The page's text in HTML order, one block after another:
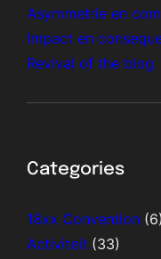
Asymmetrie en
Impact en
Revival of the blog
Categories
18xx Convention (6)
Activiteit (33)